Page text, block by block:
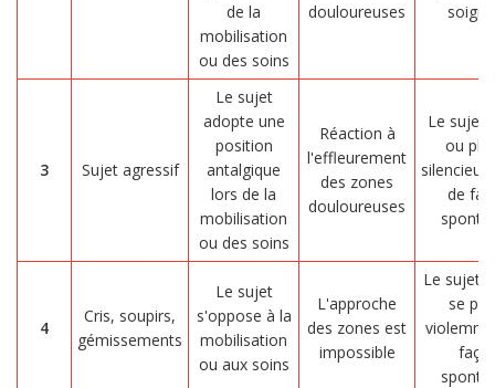
de la
mobilisation
ou des soins
douloureuses
3 Sujet agressif
Le sujet
adopte une
position
antalgique
lors de la
mobilisation
ou des soins
Réaction à
l'effleurement
des zones
douloureuses
Le sujet
ou
de
4
Cris, soupirs,
gémissements
Le sujet
s'oppose à la
mobilisation
ou aux soins
L'approche
des zones est
impossible
Le sujet
se